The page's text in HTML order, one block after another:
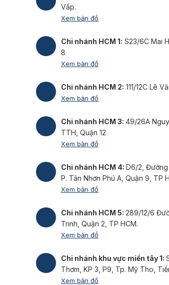
Vấp.
Xem bản đồ
Chi nhánh HCM 1: S23/6C Mai
8
Xem bản đồ
Chi nhánh HCM 2: 111/12C Lê
Xem bản đồ
Chi nhánh HCM 3: 49/26A
TTH, Quận 12
Xem bản đồ
Chi nhánh HCM 4: D6/2, Đường
P. Tân Nhơn Phú A, Quận 9, TP
Xem bản đồ
Chi nhánh HCM 5: 289/12/6
Trinh, Quận 2, TP HCM.
Xem bản đồ
Chi nhánh khu vực miền tây 1:
Thơm, KP 3, P9, Tp. Mỹ Tho,
Xem bản đồ